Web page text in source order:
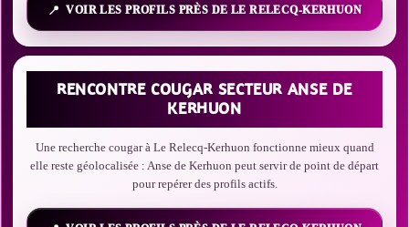
VOIR LES PROFILS PRÈS DE LE RELECQ-KERHUON
RENCONTRE COUGAR SECTEUR ANSE DE
KERHUON
Une recherche cougar à Le Relecq-Kerhuon fonctionne mieux quand
elle reste géolocalisée : Anse de Kerhuon peut servir de point de départ
pour repérer des profils actifs.